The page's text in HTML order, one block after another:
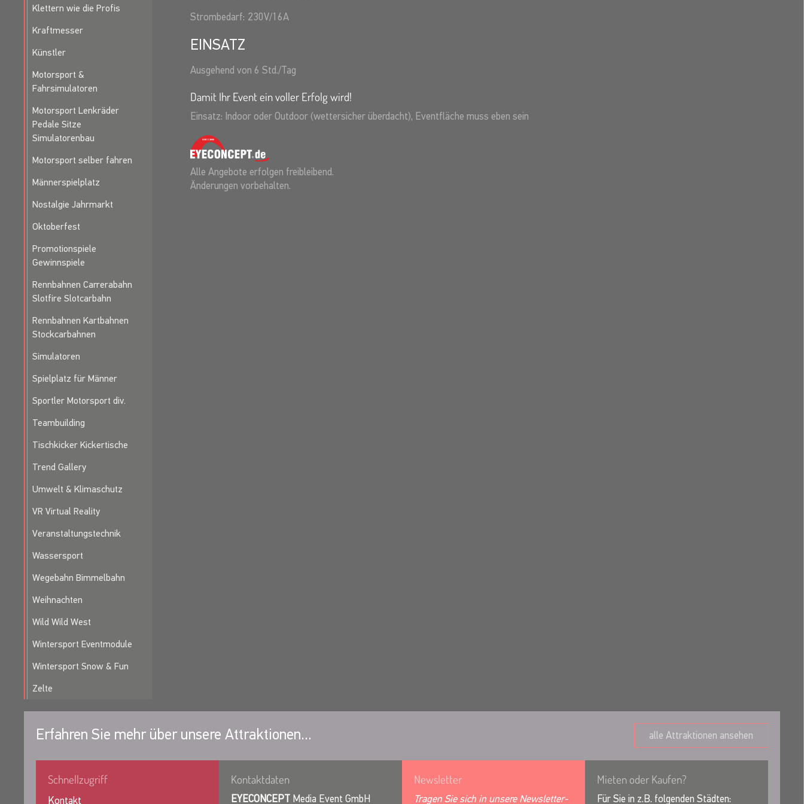
Klettern wie die Profis
Kraftmesser
Künstler
Motorsport &
Fahrsimulatoren
Motorsport Lenkräder
Pedale Sitze
Simulatorenbau
Motorsport selber fahren
Männerspielplatz
Nostalgie Jahrmarkt
Oktoberfest
Promotionspiele
Gewinnspiele
Rennbahnen Carrerabahn
Slotfire Slotcarbahn
Rennbahnen Kartbahnen
Stockcarbahnen
Simulatoren
Spielplatz für Männer
Sportler Motorsport div.
Teambuilding
Tischkicker Kickertische
Trend Gallery
Umwelt & Klimaschutz
VR Virtual Reality
Veranstaltungstechnik
Wassersport
Wegebahn Bimmelbahn
Weihnachten
Wild Wild West
Wintersport Eventmodule
Wintersport Snow & Fun
Zelte
Strombedarf: 230V/16A
EINSATZ
Ausgehend von 6 Std./Tag
Damit Ihr Event ein voller Erfolg wird!
Einsatz: Indoor oder Outdoor (wettersicher überdacht), Eventfläche muss eben sein
Alle Angebote erfolgen freibleibend.
Änderungen vorbehalten.
Erfahren Sie mehr über unsere Attraktionen... alle Attraktionen ansehen
Schnellzugriff
Kontakt
Kontaktdaten
EYECONCEPT Media Event GmbH
Newsletter
Tragen Sie sich in unsere Newsletter-
Mieten oder Kaufen?
Für Sie in z.B. folgenden Städten: